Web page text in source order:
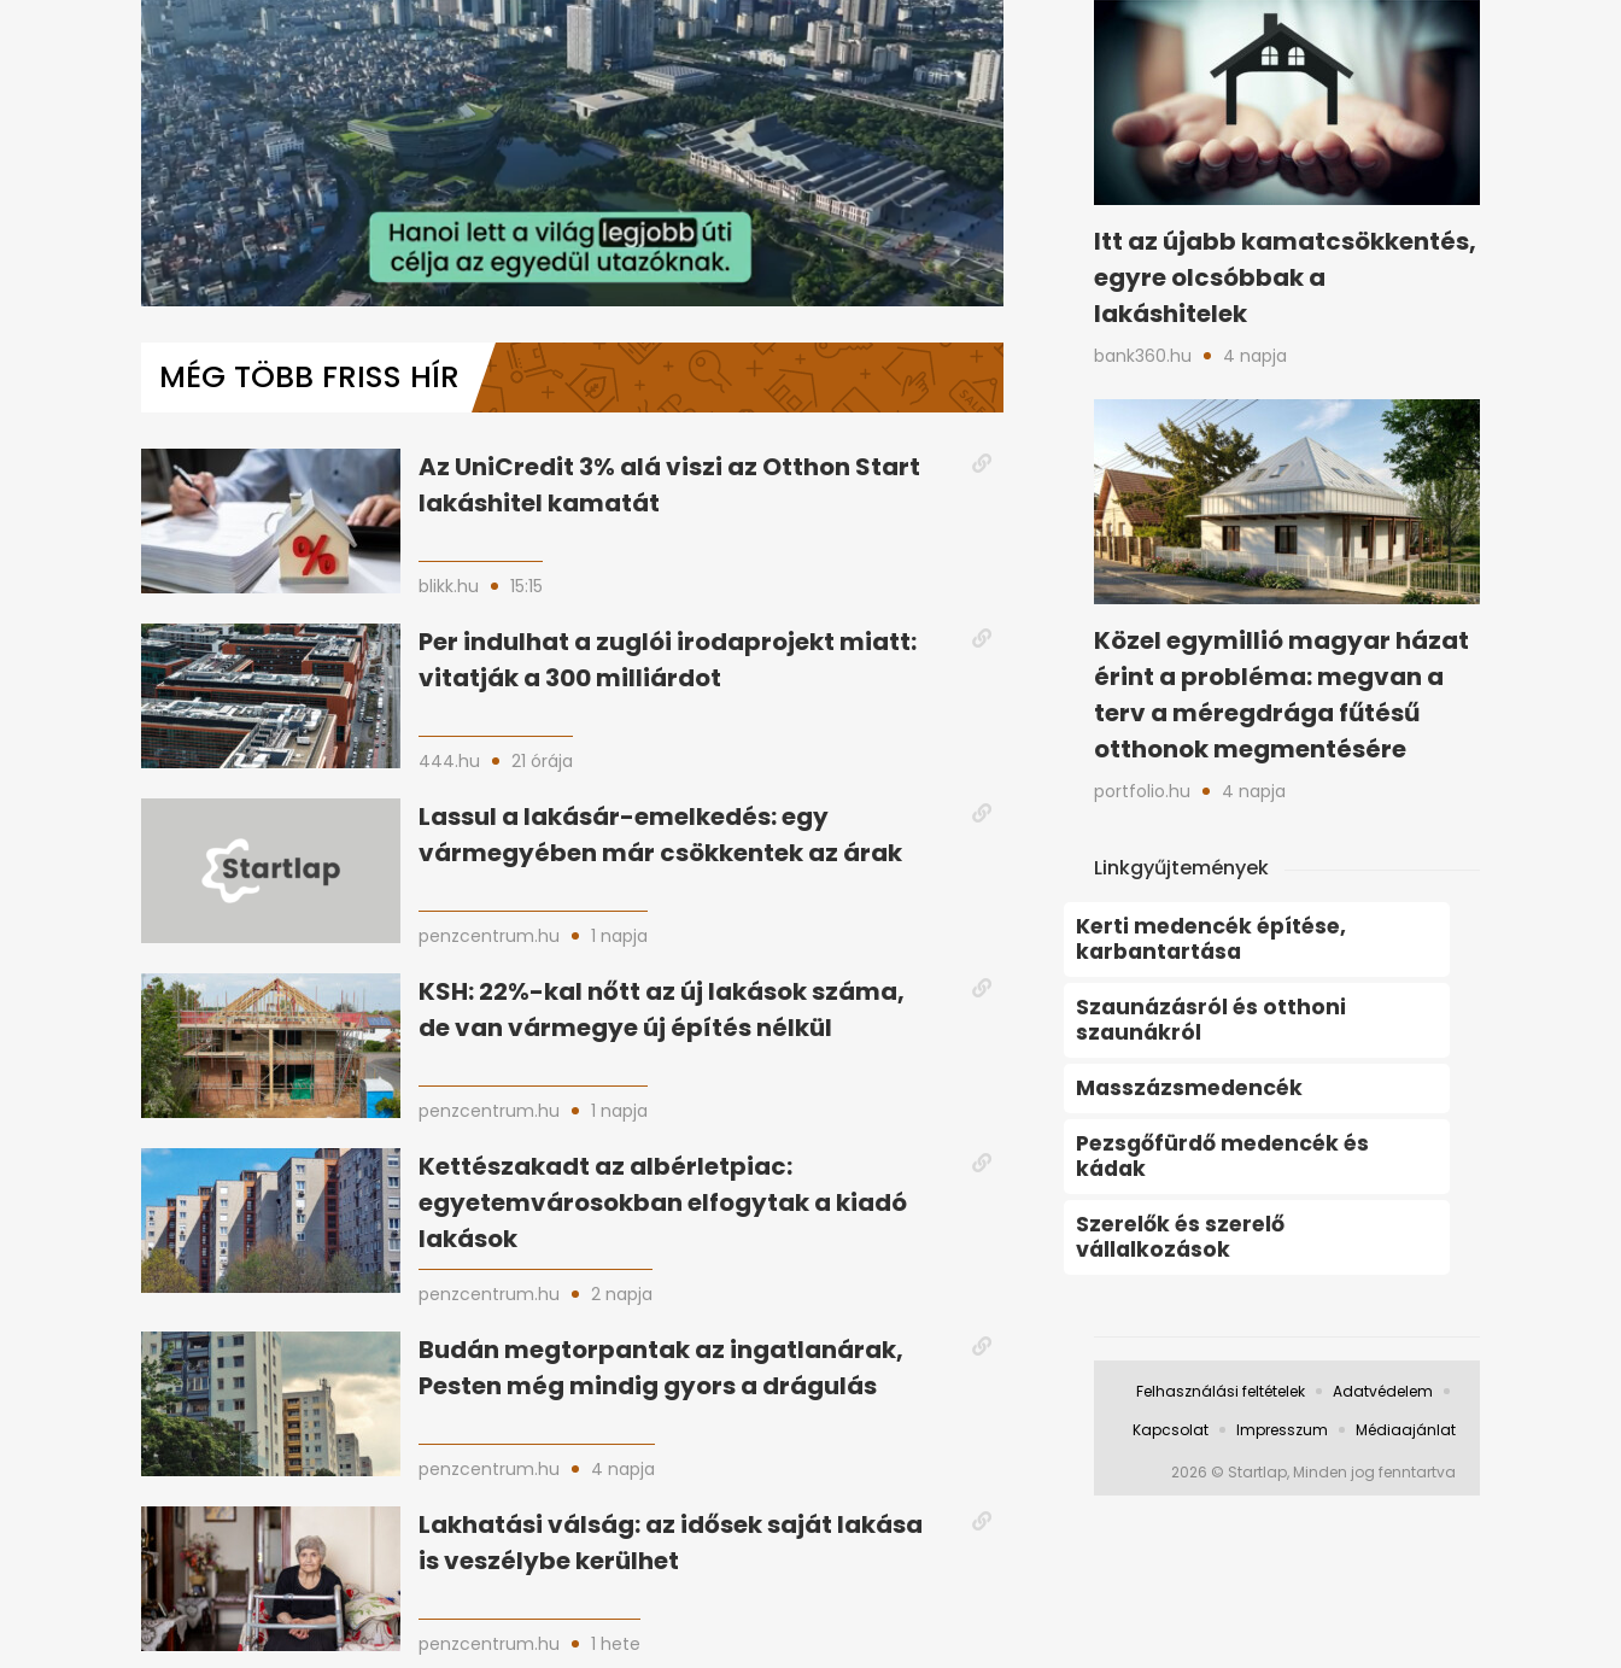
minute,
0%
MÉG TÖBB FRISS HÍR
Az UniCredit 3% alá viszi az Otthon Start
lakáshitel kamatát
blikk.hu 15:15
Per indulhat a zuglói irodaprojekt miatt:
vitatják a 300 milliárdot
444.hu 21 órája
Lassul a lakásár-emelkedés: egy
vármegyében már csökkentek az árak
penzcentrum.hu 1 napja
KSH: 22%-kal nőtt az új lakások száma,
de van vármegye új építés nélkül
penzcentrum.hu 1 napja
Kettészakadt az albérletpiac:
egyetemvárosokban elfogytak a kiadó
lakások
penzcentrum.hu 2 napja
Budán megtorpantak az ingatlanárak,
Pesten még mindig gyors a drágulás
penzcentrum.hu 4 napja
Lakhatási válság: az idősek saját lakása
is veszélybe kerülhet
penzcentrum.hu 1 hete
Itt az újabb kamatcsökkentés,
egyre olcsóbbak a
lakáshitelek
bank360.hu 4 napja
Közel egymillió magyar házat
érint a probléma: megvan a
terv a méregdrága fűtésű
otthonok megmentésére
portfolio.hu 4 napja
Linkgyűjtemények
Kerti medencék építése,
karbantartása
Szaunázásról és otthoni
szaunákról
Masszázsmedencék
Pezsgőfürdő medencék és
kádak
Szerelők és szerelő
vállalkozások
Felhasználási feltételek
Adatvédelem
Kapcsolat
Impresszum Médiaajánlat
2026 © Startlap, Minden jog fenntartva